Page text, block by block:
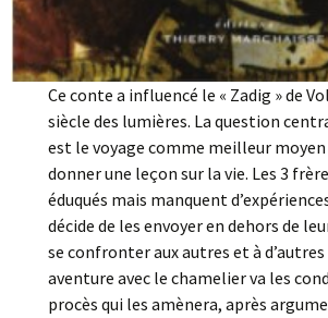
Ce conte a influencé le « Zadig » de
siècle des lumières. La question
est le voyage comme meilleur moyen
donner une leçon sur la vie. Les 3
éduqués mais manquent
décide de les envoyer en dehors de
se confronter aux autres et à
aventure avec le chamelier va les
procès qui les amènera, après